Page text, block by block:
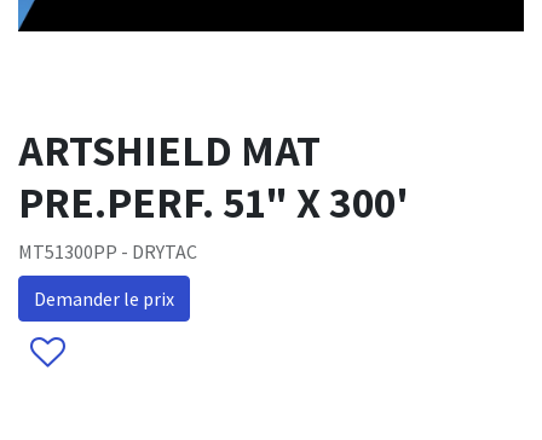
ARTSHIELD MAT
PRE.PERF. 51" X 300'
MT51300PP - DRYTAC
Demander le prix